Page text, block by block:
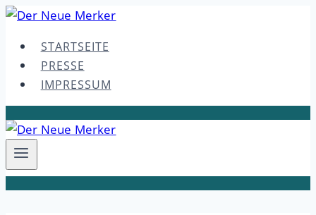
Skip
contentSTARTSEITE
PRESSE
IMPRESSUM